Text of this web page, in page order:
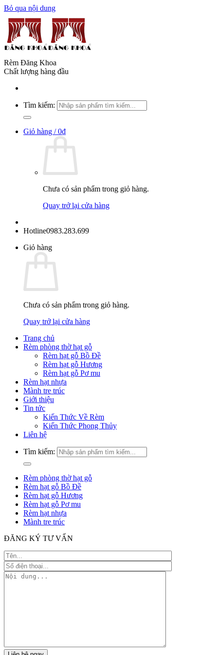
Bỏ qua nội dung
Rèm Đăng Khoa
Chất lượng hàng đầu
Tìm kiếm:
Giỏ hàng /0₫
Chưa có sản phẩm trong giỏ hàng.
Quay trở lại cửa hàng
Hotline0983.283.699
Giỏ hàng
Chưa có sản phẩm trong giỏ hàng.
Quay trở lại cửa hàng
Trang chủ
Rèm phòng thờ hạt gỗ
Rèm hạt gỗ Bồ Đề
Rèm hạt gỗ Hương
Rèm hạt gỗ Pơ mu
Rèm hạt nhựa
Mành tre trúc
Giới thiệu
Tin tức
Kiến Thức Về Rèm
Kiến Thức Phong Thủy
Liên hệ
Tìm kiếm:
Rèm phòng thờ hạt gỗ
Rèm hạt gỗ Bồ Đề
Rèm hạt gỗ Hương
Rèm hạt gỗ Pơ mu
Rèm hạt nhựa
Mành tre trúc
ĐĂNG KÝ TƯ VẤN